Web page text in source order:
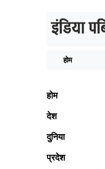
होम
होम
देश
दुनिया
प्रदेश